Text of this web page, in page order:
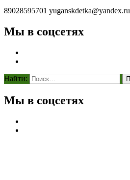
89028595701 yuganskdetka@yandex.ru
Мы в соцсетях
Найти:
Мы в соцсетях